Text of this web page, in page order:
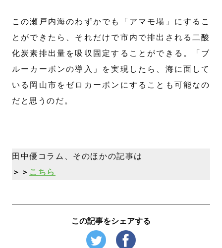
この瀬戸内海のわずかでも「アマモ場」にするこ
とができたら、それだけで市内で排出される二酸
化炭素排出量を吸収固定することができる。「ブ
ルーカーボンの導入」を実現したら、海に面して
いる岡山市をゼロカーボンにすることも可能なの
だと思うのだ。
田中優コラム、そのほかの記事は
＞＞ こちら
この記事をシェアする